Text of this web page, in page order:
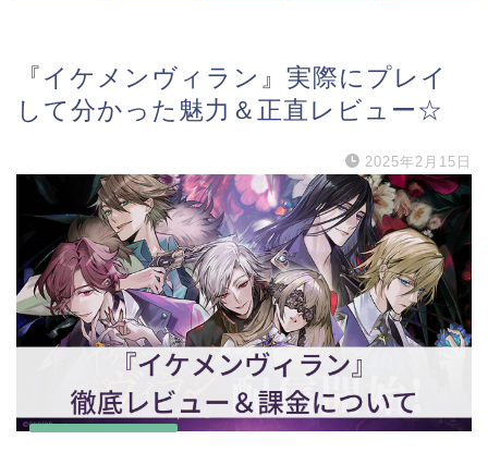
『イケメンヴィラン』実際にプレイ
して分かった魅力＆正直レビュー☆
2025年2月15日